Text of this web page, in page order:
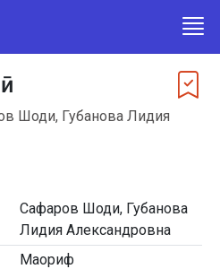
Шоди, Губанова Лидия
Сафаров Шоди, Губанова
Лидия Александровна
Маориф